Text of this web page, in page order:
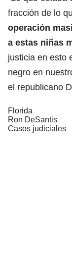
fracción de lo
operación
a estas niñas
justicia en esto
negro en
el republicano
Florida
Ron DeSantis
Casos judiciales